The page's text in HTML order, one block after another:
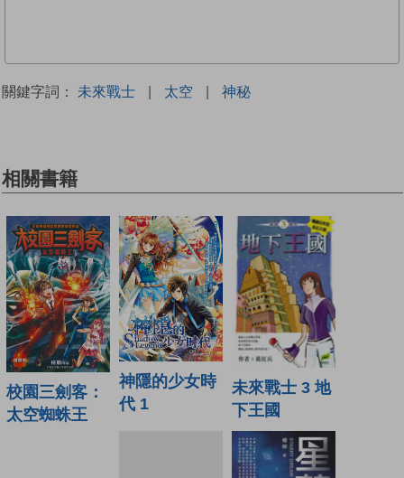
關鍵字詞： 未來戰士 | 太空 | 神秘
相關書籍
校園三劍客：
太空蜘蛛王
神隱的少女時
代 1
未來戰士 3 地
下王國